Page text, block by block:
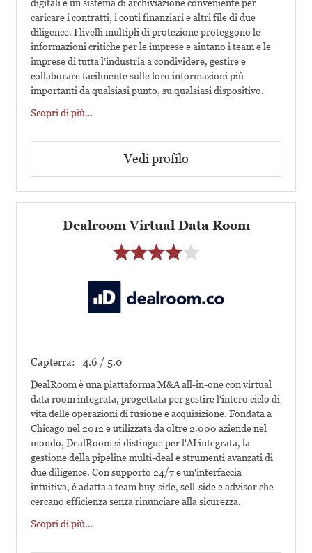
digitali e un sistema di archiviazione conveniente per
caricare i contratti, i conti finanziari e altri file di due
diligence. I livelli multipli di protezione proteggono le
informazioni critiche per le imprese e aiutano i team e le
imprese di tutta l’industria a condividere, gestire e
collaborare facilmente sulle loro informazioni più
importanti da qualsiasi punto, su qualsiasi dispositivo.
Scopri di più…
Vedi profilo
Dealroom Virtual Data Room
Capterra: 4.6 / 5.0
DealRoom è una piattaforma M&A all-in-one con virtual
data room integrata, progettata per gestire l'intero ciclo di
vita delle operazioni di fusione e acquisizione. Fondata a
Chicago nel 2012 e utilizzata da oltre 2.000 aziende nel
mondo, DealRoom si distingue per l'AI integrata, la
gestione della pipeline multi-deal e strumenti avanzati di
due diligence. Con supporto 24/7 e un'interfaccia
intuitiva, è adatta a team buy-side, sell-side e advisor che
cercano efficienza senza rinunciare alla sicurezza.
Scopri di più…